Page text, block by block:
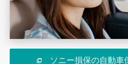
ソニー損保の自動車